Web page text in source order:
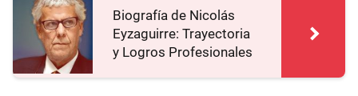
Biografía de Nicolás
Eyzaguirre: Trayectoria
y Logros Profesionales